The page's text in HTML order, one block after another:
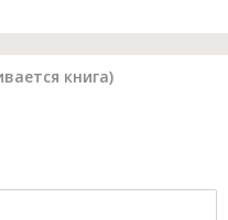
книга)